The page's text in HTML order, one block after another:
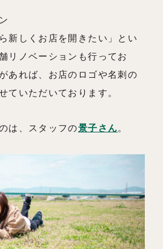
メンバー
お知らせ
ブログ
採用情報
よくあるご質問
新しくお店を開きたい」とい
リノベーションも行ってお
あれば、お店のロゴや名刺の
ていただいております。
は、スタッフの景子さん。